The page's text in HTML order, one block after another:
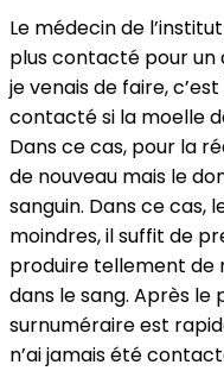
Le médecin de
plus contacté pour un
je venais de faire,
contacté si la moelle
Dans ce cas, pour la
de nouveau mais le
sanguin. Dans ce cas,
moindres, il suffit de
produire tellement de
dans le sang. Après
surnuméraire est
n’ai jamais été